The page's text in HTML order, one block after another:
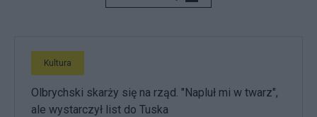
Kultura
Olbrychski skarży się na rząd. "Napluł mi w twarz",
ale wystarczył list do Tuska